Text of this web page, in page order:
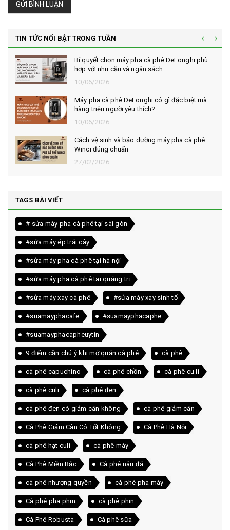
GỬI BÌNH LUẬN
TIN TỨC NỔI BẬT TRONG TUẦN
Bí quyết chọn máy pha cà phê DeLonghi phù
hợp với nhu cầu và ngân sách
10/06/2026
Máy pha cà phê DeLonghi có gì đặc biệt mà
hàng triệu người yêu thích?
10/06/2026
Cách vệ sinh và bảo dưỡng máy pha cà phê
Winci đúng chuẩn
27/02/2026
TAGS BÀI VIẾT
# sửa máy pha cà phê tại sài gòn
#sửa máy ép trái cây
#sửa máy pha cà phê tại hà nội
#sửa máy pha cà phê tai quảng trị
#sửa máy xay cà phê #sửa máy xay sinh tố
#suamayphacafe #suamayphacaphe
#suamayphacapheuytin
9 điểm cần chú ý khi mở quán cà phê cà phê
cà phê capuchino cà phê chồn cà phê cu li
cà phê culi cà phê đen
cà phê đen có giảm cân không cà phê giảm cân
Cà Phê Giảm Cân Có Tốt Không Cà Phê Hà Nội
cà phê hạt culi cà phê máy
Cà Phê Miền Bắc Cà phê nâu đá
cà phê nhượng quyền cà phê pha máy
Cà phê pha phin cà phê phin
Cà Phê Robusta Cà phê sữa